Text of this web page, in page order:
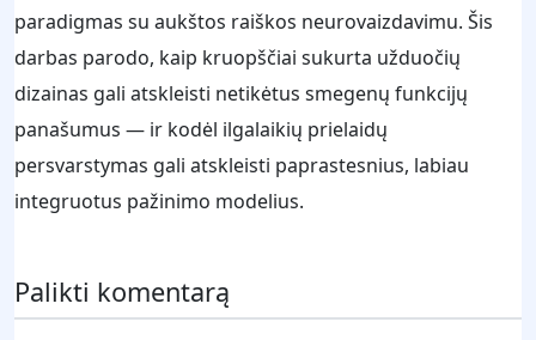
paradigmas su aukštos raiškos neurovaizdavimu. Šis
darbas parodo, kaip kruopščiai sukurta užduočių
dizainas gali atskleisti netikėtus smegenų funkcijų
panašumus — ir kodėl ilgalaikių prielaidų
persvarstymas gali atskleisti paprastesnius, labiau
integruotus pažinimo modelius.
Palikti komentarą